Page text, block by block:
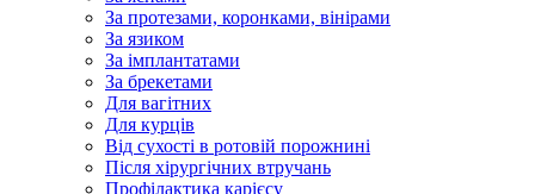
За протезами, коронками, вінірами
За язиком
За імплантатами
За брекетами
Для вагітних
Для курців
Від сухості в ротовій порожнині
Після хірургічних втручань
Профілактика карієсу